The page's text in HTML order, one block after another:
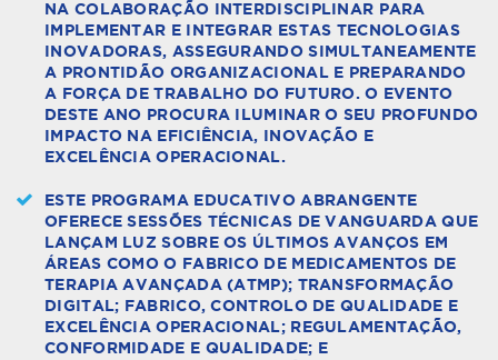
NA COLABORAÇÃO INTERDISCIPLINAR PARA
IMPLEMENTAR E INTEGRAR ESTAS TECNOLOGIAS
INOVADORAS, ASSEGURANDO SIMULTANEAMENTE
A PRONTIDÃO ORGANIZACIONAL E PREPARANDO
A FORÇA DE TRABALHO DO FUTURO. O EVENTO
DESTE ANO PROCURA ILUMINAR O SEU PROFUNDO
IMPACTO NA EFICIÊNCIA, INOVAÇÃO E
EXCELÊNCIA OPERACIONAL.
ESTE PROGRAMA EDUCATIVO ABRANGENTE
OFERECE SESSÕES TÉCNICAS DE VANGUARDA QUE
LANÇAM LUZ SOBRE OS ÚLTIMOS AVANÇOS EM
ÁREAS COMO O FABRICO DE MEDICAMENTOS DE
TERAPIA AVANÇADA (ATMP); TRANSFORMAÇÃO
DIGITAL; FABRICO, CONTROLO DE QUALIDADE E
EXCELÊNCIA OPERACIONAL; REGULAMENTAÇÃO,
CONFORMIDADE E QUALIDADE; E